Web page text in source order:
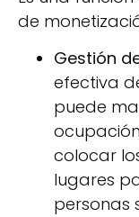
de
Gestión
efectiva
puede
colocar
lugares
personas